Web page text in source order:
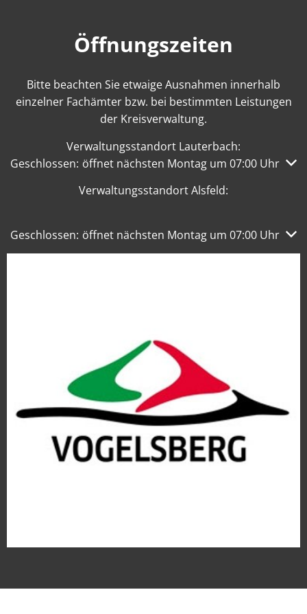
Öffnungszeiten
Bitte beachten Sie etwaige Ausnahmen innerhalb
einzelner Fachämter bzw. bei bestimmten Leistungen
der Kreisverwaltung.
Verwaltungsstandort Lauterbach:
Klicken, um weitere Öffnungs- oder Schließzeiten
Geschlossen: öffnet nächsten Montag um 07:00 Uhr
Verwaltungsstandort Alsfeld:
Klicken, um weitere Öffnungs- oder Schließzeiten
Geschlossen: öffnet nächsten Montag um 07:00 Uhr